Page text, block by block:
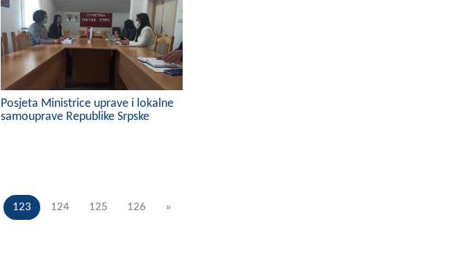
Posjeta Ministrice uprave i lokalne
samouprave Republike Srpske
123 124 125 126 »